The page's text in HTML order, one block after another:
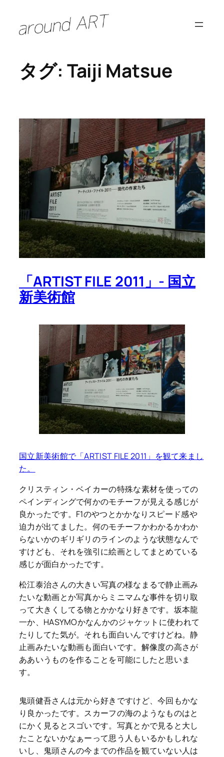
タグ: Taiji Matsue
「ARTIST FILE 2011」- 国立
新美術館
国立新美術館で「ARTIST FILE 2011」を観て来まし
た。
クリスティン・ベイカーの特殊な素材を使っての
ペインディングで何かのモチーフが見える感じが
良かったです。F1のやつとかかなりスピード感や
迫力が出てました。何のモチーフかわかるかわか
らないかのギリギリのラインのような状態なんで
すけども、それを強引に絵画としてまとめている
感じが面白かったです。
松江泰治さんの大きい写真の様なまるで静止画み
たいな動画とか写真からミニマムな事件を切り取
って大きくしてる物とかかなり好きです。坂本龍
一か、HASYMOかなんかのジャケットに使われて
たりしてた気が。それも面白いんですけどね。静
止画みたいな動画も面白いです。解像度の高さが
ああいうものを作ることを可能にしたと思いま
す。
鬼頭健吾さんは元から好きですけど、今回もかな
り良かったです。スカーフの海のようなものはと
にかく見るとスゴいです。写真とかで見ると大し
たことないかなぁーって思う人もいるかもしれな
いし、鬼頭さんの今までの作品を観ていない人は